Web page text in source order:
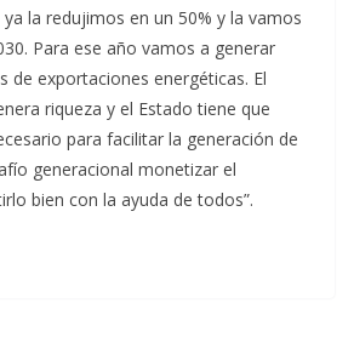
la redujimos en un 50% y la vamos
Para ese año vamos a generar
de exportaciones energéticas. El
riqueza y el Estado tiene que
para facilitar la generación de
generacional monetizar el
bien con la ayuda de todos”.